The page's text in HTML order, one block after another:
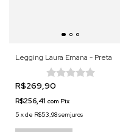
Legging Laura Emana - Preta
R$269,90
R$256,41 com Pix
5 xde R$53,98sem juros